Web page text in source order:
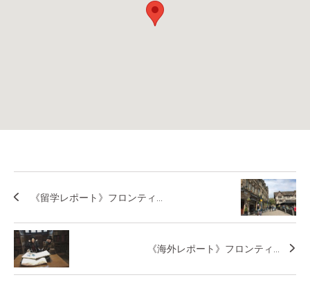
《留学レポート》フロンティ...
《海外レポート》フロンティ...